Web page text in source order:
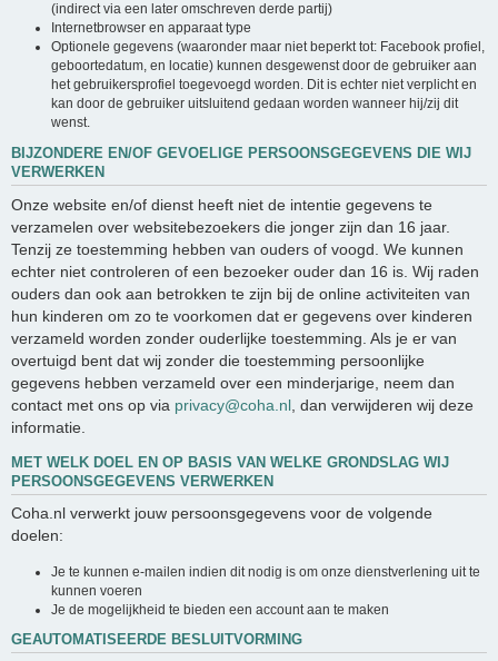
(indirect via een later omschreven derde partij)
Internetbrowser en apparaat type
Optionele gegevens (waaronder maar niet beperkt tot: Facebook profiel,
geboortedatum, en locatie) kunnen desgewenst door de gebruiker aan
het gebruikersprofiel toegevoegd worden. Dit is echter niet verplicht en
kan door de gebruiker uitsluitend gedaan worden wanneer hij/zij dit
wenst.
BIJZONDERE EN/OF GEVOELIGE PERSOONSGEGEVENS DIE WIJ
VERWERKEN
Onze website en/of dienst heeft niet de intentie gegevens te
verzamelen over websitebezoekers die jonger zijn dan 16 jaar.
Tenzij ze toestemming hebben van ouders of voogd. We kunnen
echter niet controleren of een bezoeker ouder dan 16 is. Wij raden
ouders dan ook aan betrokken te zijn bij de online activiteiten van
hun kinderen om zo te voorkomen dat er gegevens over kinderen
verzameld worden zonder ouderlijke toestemming. Als je er van
overtuigd bent dat wij zonder die toestemming persoonlijke
gegevens hebben verzameld over een minderjarige, neem dan
contact met ons op via privacy@coha.nl , dan verwijderen wij deze
informatie.
MET WELK DOEL EN OP BASIS VAN WELKE GRONDSLAG WIJ
PERSOONSGEGEVENS VERWERKEN
Coha.nl verwerkt jouw persoonsgegevens voor de volgende
doelen:
Je te kunnen e-mailen indien dit nodig is om onze dienstverlening uit te
kunnen voeren
Je de mogelijkheid te bieden een account aan te maken
GEAUTOMATISEERDE BESLUITVORMING